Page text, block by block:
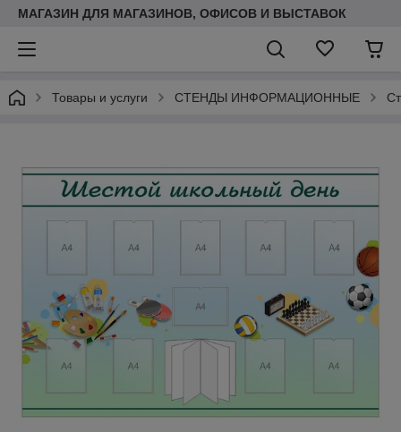
МАГАЗИН ДЛЯ МАГАЗИНОВ, ОФИСОВ И ВЫСТАВОК
Товары и услуги СТЕНДЫ ИНФОРМАЦИОННЫЕ